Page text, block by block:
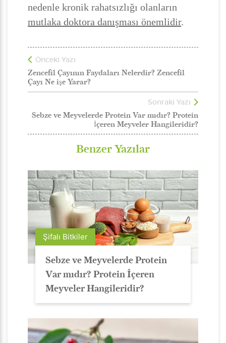
nedenle kronik rahatsızlığı olanların
mutlaka doktora danışması önemlidir.
Önceki Yazı
Zencefil Çayının Faydaları Nelerdir? Zencefil
Çayı Ne işe Yarar?
Sonraki Yazı
Sebze ve Meyvelerde Protein Var mıdır? Protein
İçeren Meyveler Hangileridir?
Benzer Yazılar
Şifalı Bitkiler
Sebze ve Meyvelerde Protein
Var mıdır? Protein İçeren
Meyveler Hangileridir?